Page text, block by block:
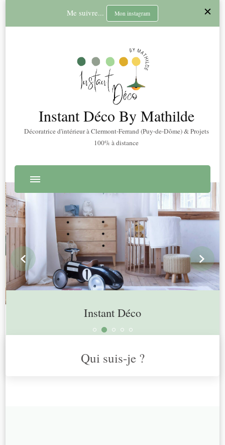
Me suivre... Mon instagram
Instant Déco By Mathilde
Décoratrice d'intérieur à Clermont-Ferrand (Puy-de-Dôme) & Projets
100% à distance
Instant Déco
prev
Qui suis-je ?